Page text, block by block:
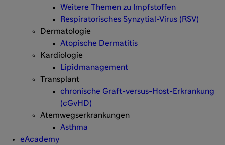
Weitere Themen zu Impfstoffen
Respiratorisches Synzytial-Virus (RSV)
Dermatologie
Atopische Dermatitis
Kardiologie
Lipidmanagement
Transplant
chronische Graft-versus-Host-Erkrankung
(cGvHD)
Atemwegserkrankungen
Asthma
eAcademy